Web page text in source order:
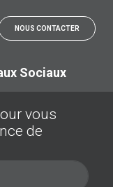
NOUS CONTACTER
Sociaux
vous
de